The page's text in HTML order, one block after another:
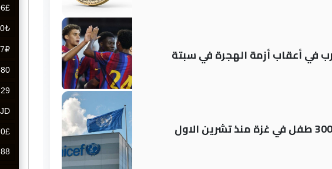
في أعقاب أزمة الهجرة في سبتة
اليونيسف توثق استشهاد قرابة 300 طفل في غزة منذ تشرين الاول